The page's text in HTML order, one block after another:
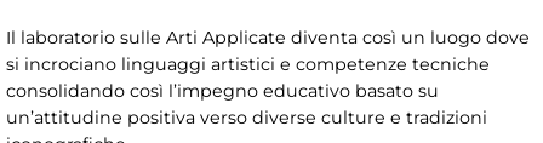
Il laboratorio sulle Arti Applicate diventa così un luogo dove
si incrociano linguaggi artistici e competenze tecniche
consolidando così l’impegno educativo basato su
un’attitudine positiva verso diverse culture e tradizioni